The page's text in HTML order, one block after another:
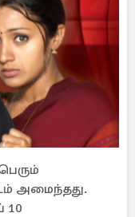
அமைந்தது.
10